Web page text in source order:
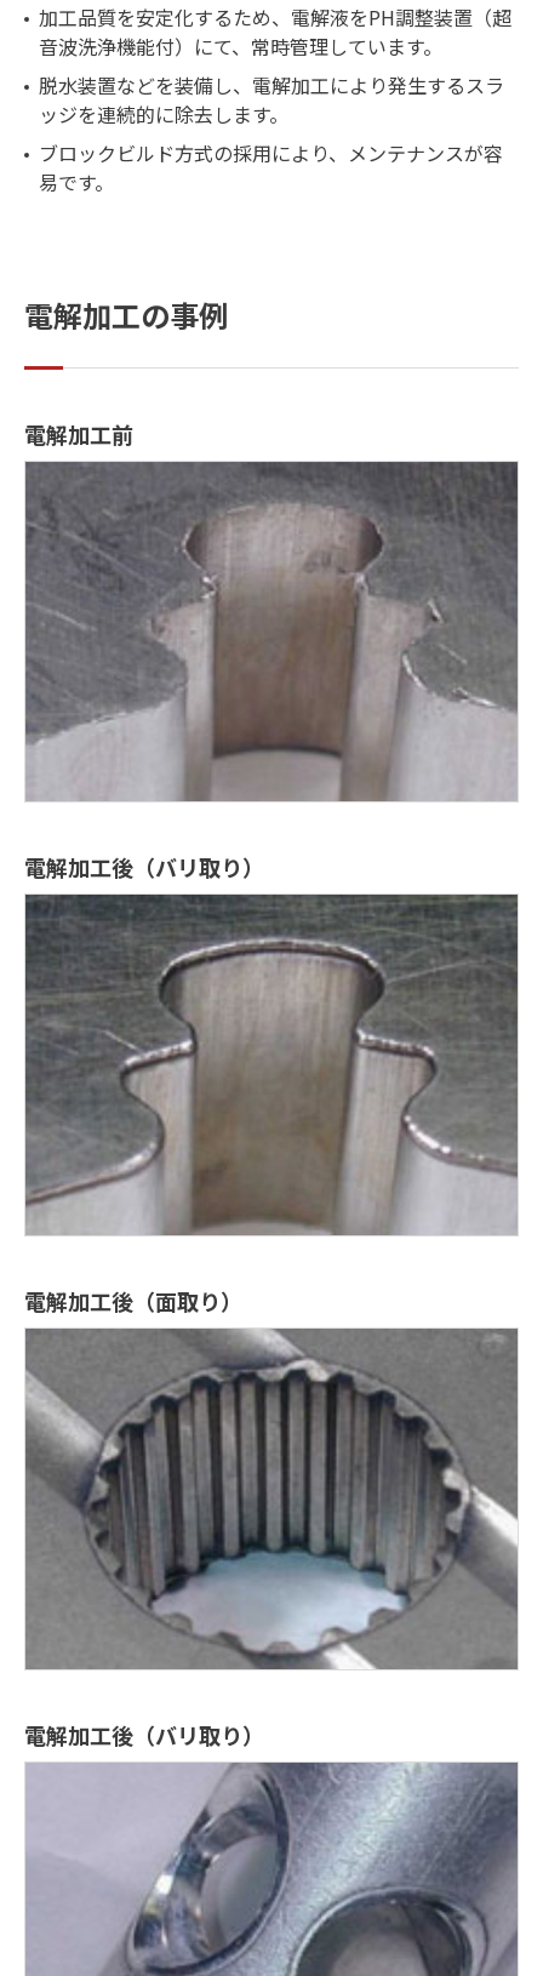
加工品質を安定化するため、電解液をPH調整装置（超
音波洗浄機能付）にて、常時管理しています。
脱水装置などを装備し、電解加工により発生するスラ
ッジを連続的に除去します。
ブロックビルド方式の採用により、メンテナンスが容
易です。
電解加工の事例
電解加工前
電解加工後（バリ取り）
電解加工後（面取り）
電解加工後（バリ取り）